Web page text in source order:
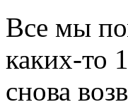
Все мы
каких-то
снова